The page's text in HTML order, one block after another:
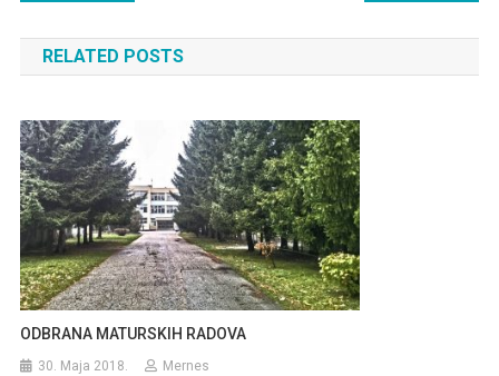
članaka
RELATED POSTS
ODBRANA MATURSKIH RADOVA
30. Maja 2018. Mernes